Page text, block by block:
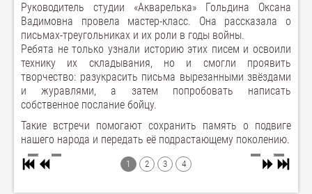
Руководитель студии «Акварелька» Гольдина Оксана
Вадимовна провела мастер-класс. Она рассказала о
письмах-треугольниках и их роли в годы войны.
Ребята не только узнали историю этих писем и освоили
технику их складывания, но и смогли проявить
творчество: разукрасить письма вырезанными звёздами
и журавлями, а затем попробовать написать
собственное послание бойцу.
Такие встречи помогают сохранить память о подвиге
нашего народа и передать её подрастающему поколению.
1 2 3 4